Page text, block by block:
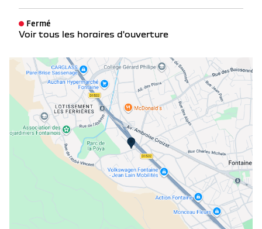
Fermé
Voir tous les horaires d'ouverture
mardi
08:00 - 12:00
14:00 - 19:00
mercredi
08:00 - 12:00
14:00 - 19:00
jeudi
08:00 - 12:0014:00 - 19:00
vendredi
08:00 - 12:0014:00 - 19:00
samedi
09:00 - 12:0014:00 - 18:00
dimanche
Fermé